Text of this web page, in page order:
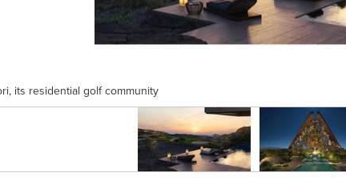
its residential golf community